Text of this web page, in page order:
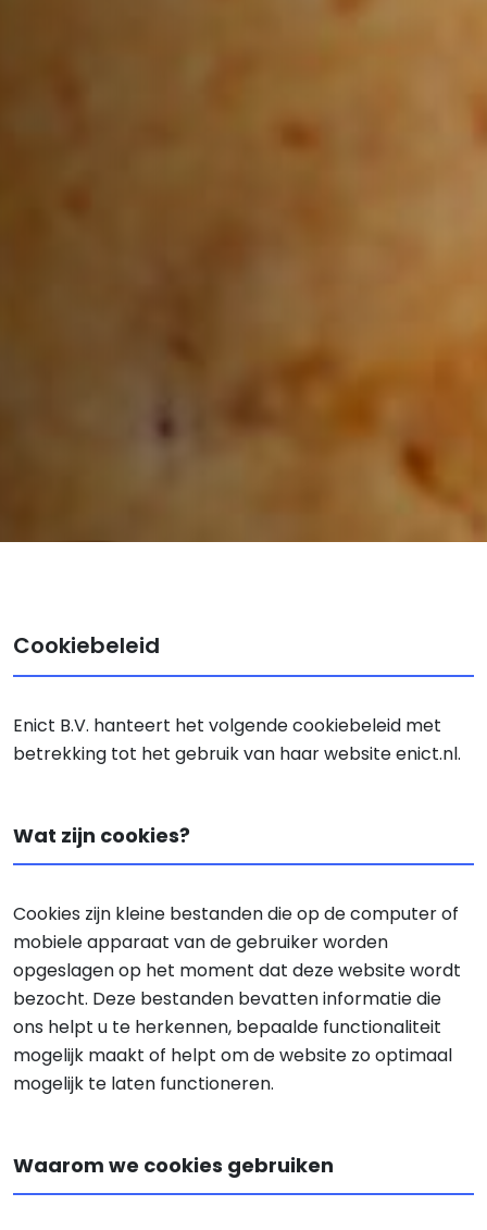
Cookiebeleid
Enict B.V. hanteert het volgende cookiebeleid met
betrekking tot het gebruik van haar website enict.nl.
Wat zijn cookies?
Cookies zijn kleine bestanden die op de computer of
mobiele apparaat van de gebruiker worden
opgeslagen op het moment dat deze website wordt
bezocht. Deze bestanden bevatten informatie die
ons helpt u te herkennen, bepaalde functionaliteit
mogelijk maakt of helpt om de website zo optimaal
mogelijk te laten functioneren.
Waarom we cookies gebruiken